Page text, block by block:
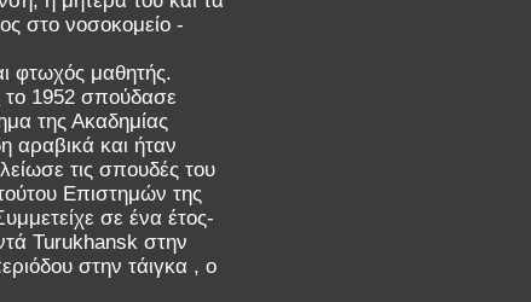
στο νοσοκομείο -
φτωχός μαθητής.
το 1952 σπούδασε
της Ακαδημίας
αραβικά και ήταν
τις σπουδές του
Επιστημών της
σε ένα έτος-
Turukhansk στην
στην τάιγκα , ο